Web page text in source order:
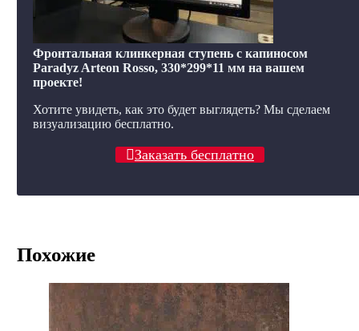
Фронтальная клинкерная ступень с капиносом
Paradyz Arteon Rosso, 330*299*11 мм на вашем
проекте!
Хотите увидеть, как это будет выглядеть? Мы сделаем
визуализацию бесплатно.
Заказать бесплатно
Похожие